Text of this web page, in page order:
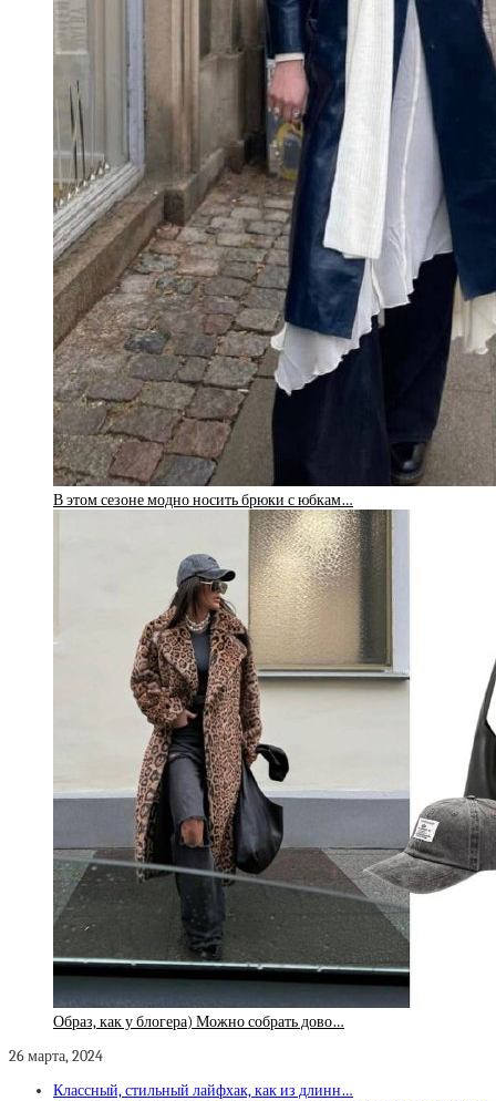
В этом сезоне модно носить брюки с юбкам…
Образ, как у блогера) Можно собрать дово…
26 марта, 2024
Классный, стильный лайфхак, как из длинн…